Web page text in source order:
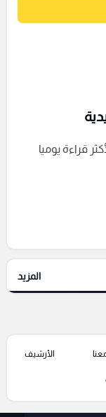
قراءة يوميا
المزيد
الأرشيف